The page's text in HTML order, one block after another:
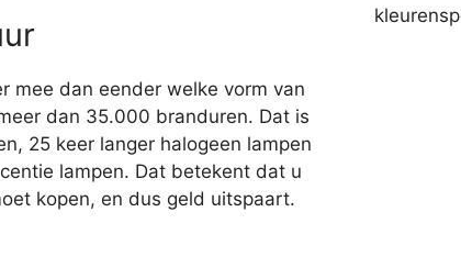
mee dan eender welke vorm van
dan 35.000 branduren. Dat is
25 keer langer halogeen lampen
lampen. Dat betekent dat u
kopen, en dus geld uitspaart.